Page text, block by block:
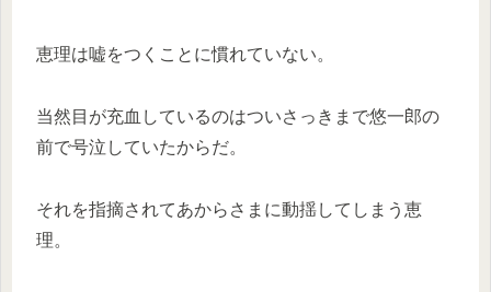
恵理は嘘をつくことに慣れていない。
当然目が充血しているのはついさっきまで悠一郎の
前で号泣していたからだ。
それを指摘されてあからさまに動揺してしまう恵
理。